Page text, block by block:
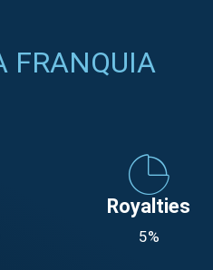
FRANQUIA
Royalties
5%